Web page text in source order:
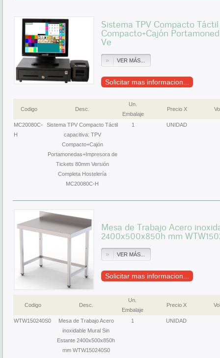
Sistema TPV Compacto
Compacto+Cajón
Ve
VER MÁS...
Solicitar mas informacion...
Codigo Desc.
Un.
Embalaje
Precio X
MC20080C-
H
Sistema TPV Compacto Táctil
capacitiva: TPV
Compacto+Cajón
Portamonedas+Impresora de
Tickets 80mm Versión
Completa Hostelería
MC20080C-H
1 UNIDAD
Mesa de Trabajo Acero
2400x500x850h mm
VER MÁS...
Solicitar mas informacion...
Codigo Desc.
Un.
Embalaje
Precio X
WTW150240S0
Mesa de Trabajo Acero
inoxidable Mural Sin
Estante 2400x500x850h
mm WTW150240S0
1 UNIDAD